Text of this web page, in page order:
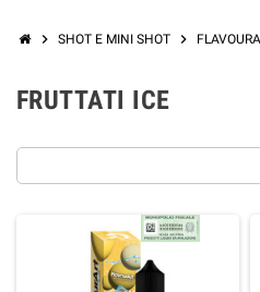
chevron_right SHOT E MINI SHOT chevron_right
FRUTTATI ICE